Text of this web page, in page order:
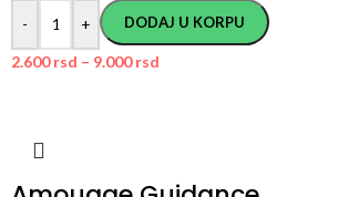
- + DODAJ U KORPU
2.600rsd – 9.000rsd